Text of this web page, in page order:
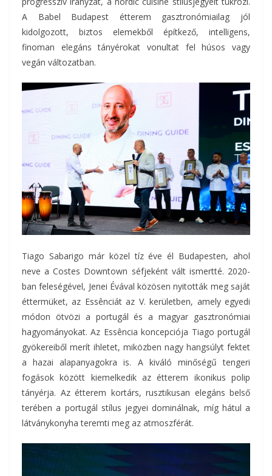
A Babel Budapest étterem gasztronómiailag jól
kidolgozott, biztos elemekből építkező, intelligens,
finoman elegáns tányérokat vonultat fel húsos vagy
vegán változatban.
Tiago Sabarigo már közel tíz éve él Budapesten, ahol
neve a Costes Downtown séfjeként vált ismertté. 2020-
ban feleségével, Jenei Évával közösen nyitották meg saját
éttermüket, az Essênciát az V. kerületben, amely egyedi
módon ötvözi a portugál és a magyar gasztronómiai
hagyományokat. Az Essência koncepciója Tiago portugál
gyökereiből merít ihletet, miközben nagy hangsúlyt fektet
a hazai alapanyagokra is. A kiváló minőségű tengeri
fogások között kiemelkedik az étterem ikonikus polip
tányérja. Az étterem kortárs, rusztikusan elegáns belső
terében a portugál stílus jegyei dominálnak, míg hátul a
látványkonyha teremti meg az atmoszférát.